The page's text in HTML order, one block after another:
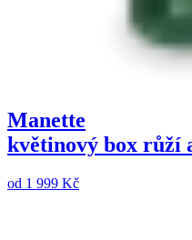
Manette
květinový box růží
od 1 999 Kč